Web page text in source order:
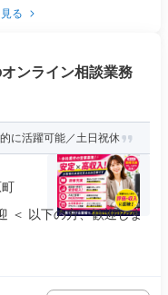
る
ンライン相談業務
に活躍可能／土日祝休
＜ 以下の方、歓迎しま